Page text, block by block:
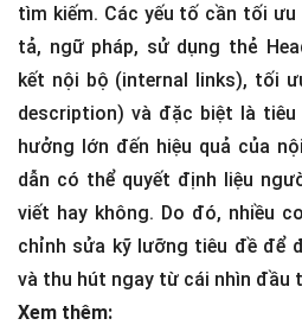
tìm kiếm. Các yếu tố cần tối
tả, ngữ pháp, sử dụng thẻ
kết nội bộ (internal links), tối
description) và đặc biệt là
hưởng lớn đến hiệu quả của
dẫn có thể quyết định liệu
viết hay không. Do đó, nhiều
chỉnh sửa kỹ lưỡng tiêu đề để
và thu hút ngay từ cái nhìn đầu
Xem thêm: